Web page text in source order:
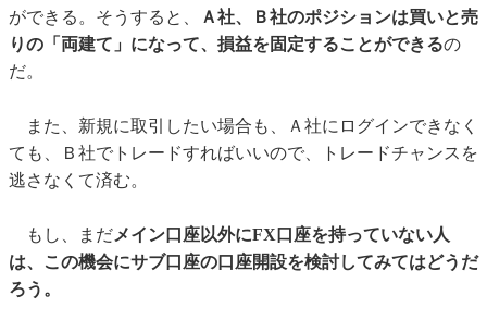
ができる。そうすると、
Ａ社、Ｂ社のポジションは買いと売
りの「両建て」になって、損益を固定することができるの
だ。
また、新規に取引したい場合も、Ａ社にログインできなく
ても、Ｂ社でトレードすればいいので、トレードチャンスを
逃さなくて済む。
もし、まだメイン口座以外にFX口座を持っていない人
は、この機会にサブ口座の口座開設を検討してみてはどうだ
ろう。